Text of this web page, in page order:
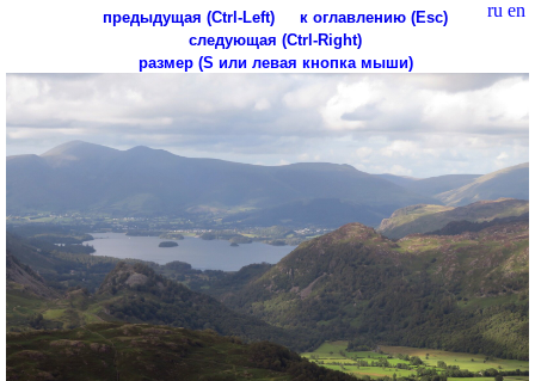
ru en
предыдущая (Ctrl-Left)
к оглавлению (Esc)
следующая (Ctrl-Right)
размер (S или левая кнопка мыши)